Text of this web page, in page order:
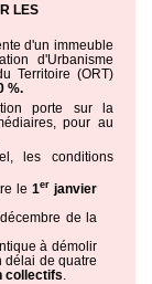
LES
d'un immeuble
d'Urbanisme
Territoire (ORT)
%.
porte sur la
pour au
les conditions
le 1erjanvier
de la
à démolir
délai de quatre
collectifs.